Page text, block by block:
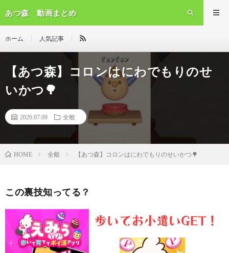
あつ森 動画まとめ
ホーム 人気記事
【あつ森】コロンはにわでもりのせ
いかつ🌳
2026.07.09 全般
HOME 全般 【あつ森】コロンはにわでもりのせいかつ🌳
この裏技知ってる？